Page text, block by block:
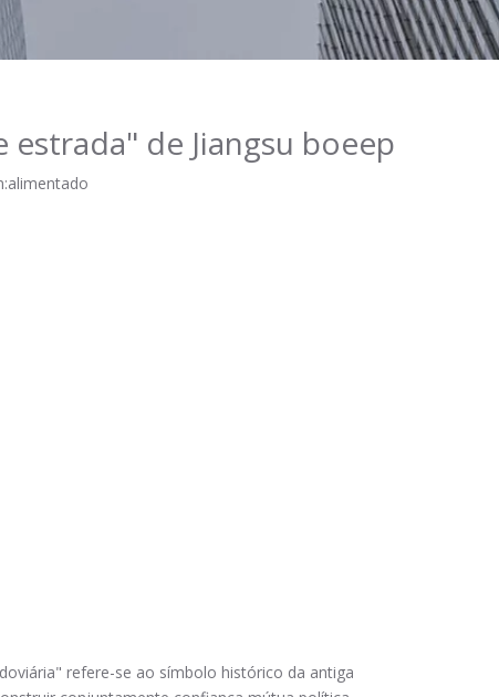
de Jiangsu boeep
alimentado
refere-se ao símbolo histórico da antiga